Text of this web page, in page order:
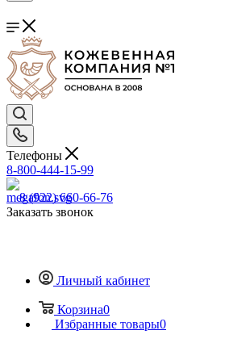
Телефоны
8-800-444-15-99
8 (922) 660-66-76
Заказать звонок
Личный кабинет
Корзина0
Избранные товары0